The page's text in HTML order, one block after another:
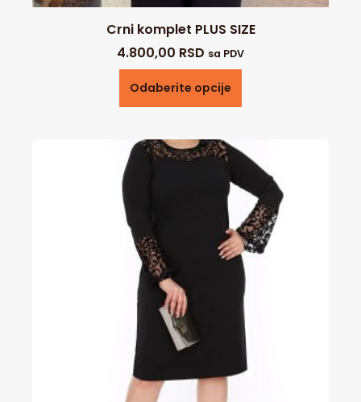
Crni komplet PLUS SIZE
4.800,00 RSD sa PDV
Odaberite opcije